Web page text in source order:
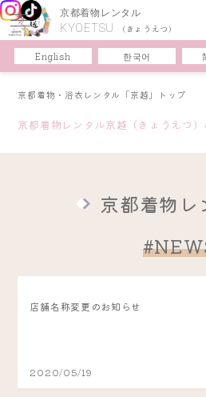
京都着物レンタル
KYOETSU (きょうえつ)
English 한국어
京都着物・浴衣レンタル「京越」トップ
京都着物レンタル京越（きょうえつ
京都着物レ
店舗名称変更のお知らせ
2020/05/19